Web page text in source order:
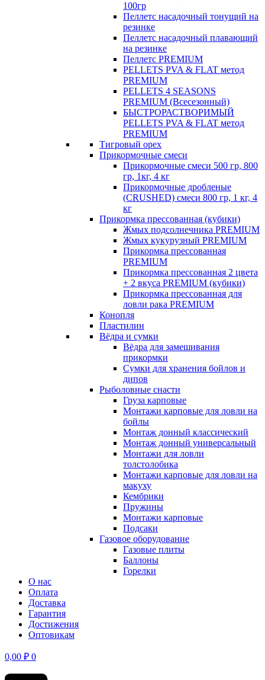
100гр
Пеллетс насадочный тонущий на
резинке
Пеллетс насадочный плавающий
на резинке
Пеллетс PREMIUM
PELLETS PVA & FLAT метод
PREMIUM
PELLETS 4 SEASONS
PREMIUM (Всесезонный)
БЫСТРОРАСТВОРИМЫЙ
PELLETS PVA & FLAT метод
PREMIUM
Тигровый орех
Прикормочные смеси
Прикормочные смеси 500 гр, 800
гр, 1кг, 4 кг
Прикормочные дробленые
(CRUSHED) смеси 800 гр, 1 кг, 4
кг
Прикормка прессованная (кубики)
Жмых подсолнечника PREMIUM
Жмых кукурузный PREMIUM
Прикормка прессованная
PREMIUM
Прикормка прессованная 2 цвета
+ 2 вкуса PREMIUM (кубики)
Прикормка прессованная для
ловли рака PREMIUM
Конопля
Пластилин
Вёдра и сумки
Вёдра для замешивания
прикормки
Сумки для хранения бойлов и
дипов
Рыболовные снасти
Груза карповые
Монтажи карповые для ловли на
бойлы
Монтаж донный классический
Монтаж донный универсальный
Монтажи для ловли
толстолобика
Монтажи карповые для ловли на
макуху
Кембрики
Пружины
Монтажи карповые
Подсаки
Газовое оборудование
Газовые плиты
Баллоны
Горелки
О нас
Оплата
Доставка
Гарантия
Достижения
Оптовикам
0,00 ₽ 0